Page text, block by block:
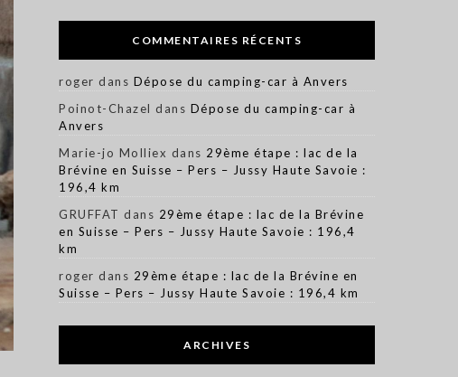
COMMENTAIRES RÉCENTS
roger dans Dépose du camping-car à Anvers
Poinot-Chazel dans Dépose du camping-car à
Anvers
Marie-jo Molliex dans 29ème étape : lac de la
Brévine en Suisse – Pers – Jussy Haute Savoie :
196,4 km
GRUFFAT dans 29ème étape : lac de la Brévine
en Suisse – Pers – Jussy Haute Savoie : 196,4
km
roger dans 29ème étape : lac de la Brévine en
Suisse – Pers – Jussy Haute Savoie : 196,4 km
ARCHIVES